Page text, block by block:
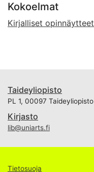
Kokoelmat
Kirjalliset opinnäytteet
Taideyliopisto
PL 1, 00097 Taideyliopisto
Kirjasto
lib@uniarts.fi
Tietosuoja